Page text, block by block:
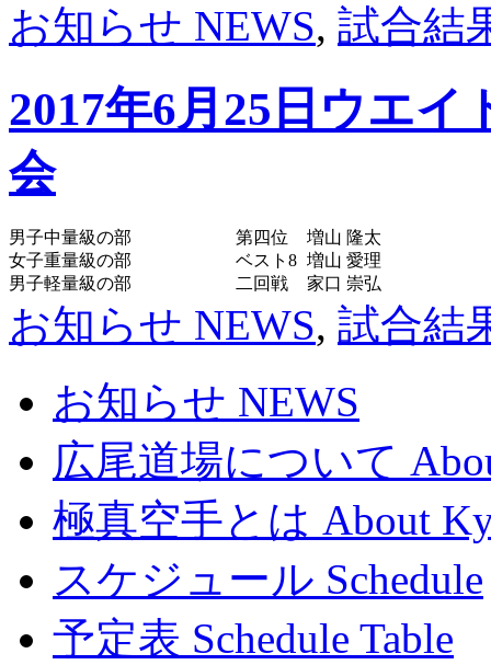
お知らせ NEWS, 試合結
2017年6月25日ウエ
会
男子中量級の部 第四位
増山 隆太
女子重量級の部
ベスト8 増山 愛理
男子軽量級の部
二回戦 家口 崇弘
お知らせ NEWS, 試合結
お知らせ NEWS
広尾道場について
極真空手とは About
スケジュール Schedule
予定表 Schedule Table